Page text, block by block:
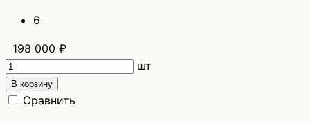
6
198 000 ₽
шт
В корзину
Сравнить